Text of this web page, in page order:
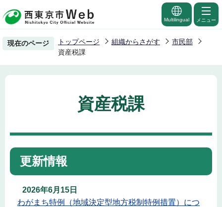
の
ー
Multilingual メニュー
現在のページ トップページ 組織からさがす
市民部
資産税課
資産税課
更新情報
2026年6月15日
わがまち特例（地域決定型地方税制特例措置）につ